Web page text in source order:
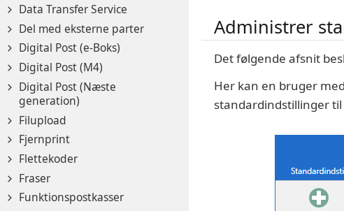
Data Transfer Service
Del med eksterne parter
Digital Post (e-Boks)
Digital Post (M4)
Digital Post (Næste
generation)
Filupload
Fjernprint
Flettekoder
Fraser
Funktionspostkasser
Administrer
Det følgende afsnit
Her kan en bruger
standardindstillinger